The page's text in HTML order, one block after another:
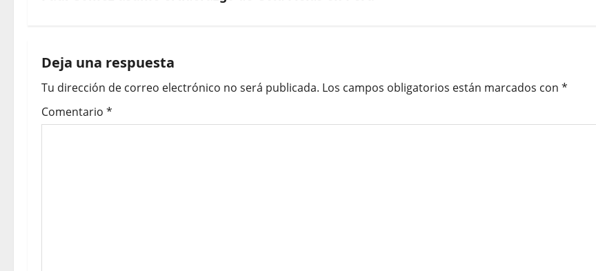
Deja una respuesta
Tu dirección de correo electrónico no será publicada. Los campos obligatorios están marcados con *
Comentario *